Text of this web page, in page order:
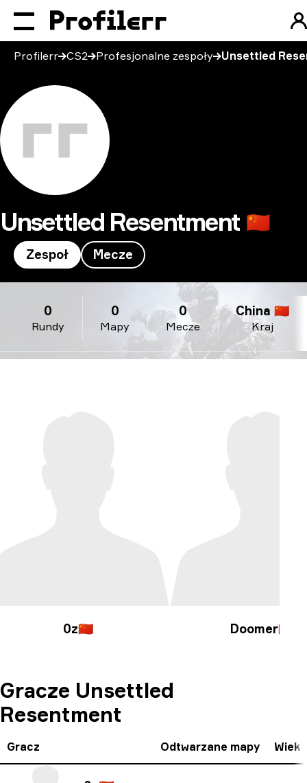
Profilerr CS2 Profesjonalne zespoły Unsettled
Unsettled Resentment 🇨🇳
Zespoł Mecze
Rundy
0
Mapy
0
Mecze
0
Kraj
China 🇨🇳
0z🇨🇳 Doomer🇨🇳
Gracze Unsettled
Resentment
Gracz Odtwarzane mapy Wiek